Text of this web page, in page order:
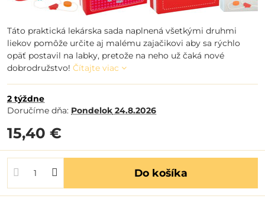
Táto praktická lekárska sada naplnená všetkými druhmi
liekov pomôže určite aj malému zajačikovi aby sa rýchlo
opäť postavil na labky, pretože na neho už čaká nové
dobrodružstvo! Čítajte viac
2 týždne
Doručíme dňa: Pondelok 24.8.2026
15,40 €
Do košíka